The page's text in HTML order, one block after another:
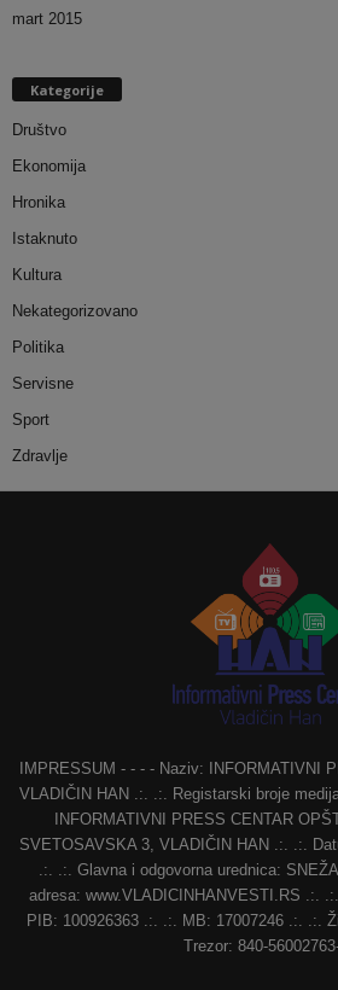
mart 2015
Kategorije
Društvo
Ekonomija
Hronika
Istaknuto
Kultura
Nekategorizovano
Politika
Servisne
Sport
Zdravlje
IMPRESSUM - - - - Naziv: INFORMATIVNI
VLADIČIN HAN .:. .:. Registarski broje
INFORMATIVNI PRESS CENTAR
SVETOSAVSKA 3, VLADIČIN HAN .:. .:.
.:. .:. Glavna i odgovorna urednica:
adresa: www.VLADICINHANVESTI.RS .:.
PIB: 100926363 .:. .:. MB: 17007246 .:. .:.
Trezor: 840-